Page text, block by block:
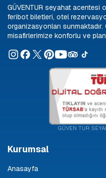
GÜVENTUR seyahat acentesi
feribot biletleri, otel
organizasyonları sunmaktadır.
misafirlerimize konforlu ve
GÜVEN TUR
Kurumsal
Anasayfa